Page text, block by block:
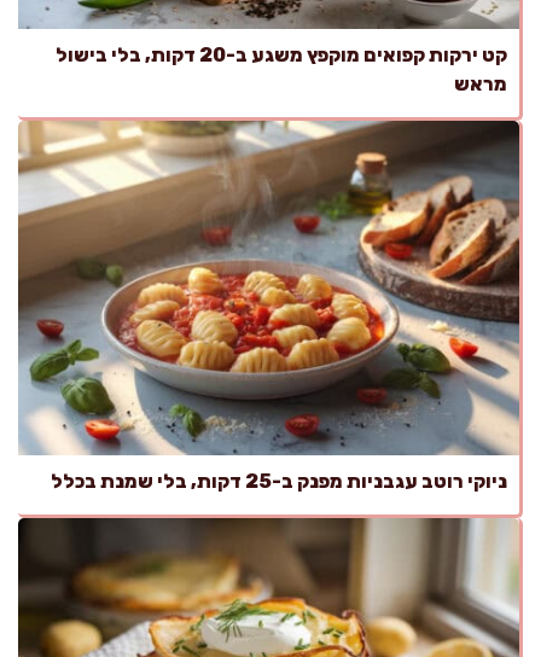
קט ירקות קפואים מוקפץ משגע ב-20 דקות, בלי בישול
מראש
ניוקי רוטב עגבניות מפנק ב-25 דקות, בלי שמנת בכלל